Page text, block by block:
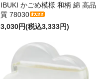
IBUKI かごめ模様 和柄 綿 高品
質 78030
3,030円(税込3,333円)